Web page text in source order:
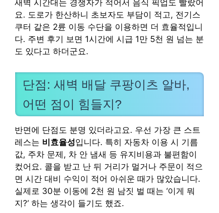
새벽 시간대는 경쟁자가 적어서 음식 픽업도 빨랐어
요. 도로가 한산하니 초보자도 부담이 적고, 전기스
쿠터 같은 2륜 이동 수단을 이용하면 더 효율적입니
다. 주변 후기 보면 1시간에 시급 1만 5천 원 넘는 분
도 있다고 하더군요.
단점: 새벽 배달 쿠팡이츠 알바,
어떤 점이 힘들지?
반면에 단점도 분명 있더라고요. 우선 가장 큰 스트
레스는 비효율성입니다. 특히 자동차 이용 시 기름
값, 주차 문제, 차 안 냄새 등 유지비용과 불편함이
컸어요. 콜을 받고 난 뒤 거리가 멀거나 주문이 적으
면 시간 대비 수익이 적어 아쉬운 때가 많았습니다.
실제로 30분 이동에 2천 원 남짓 벌 때는 ‘이게 뭐
지?’ 하는 생각이 들기도 했죠.